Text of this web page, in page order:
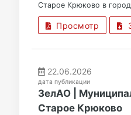
Старое Крюково в
Просмотр
22.06.2026
дата публикации
ЗелАО |
Старое Крюково